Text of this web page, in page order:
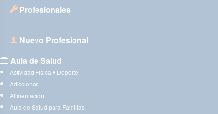
Profesionales
Nuevo Profesional
Aula de Salud
Actividad Física y Deporte
Adicciones
Alimentación
Aula de Salud para Familias